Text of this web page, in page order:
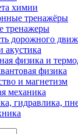
химии
тренажёры
тренажеры
дорожного
акустика
физика и
физика
и магнетизм
механика
гидравлика,